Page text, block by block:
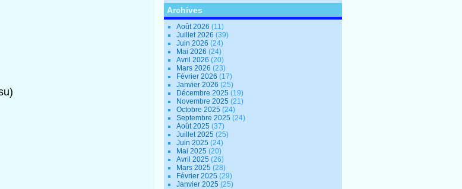
Archives
Août 2026 (11)
Juillet 2026 (39)
Juin 2026 (24)
Mai 2026 (24)
Avril 2026 (20)
Mars 2026 (23)
Février 2026 (17)
Janvier 2026 (25)
Décembre 2025 (19)
Novembre 2025 (21)
Octobre 2025 (24)
Septembre 2025 (24)
Août 2025 (37)
Juillet 2025 (25)
Juin 2025 (24)
Mai 2025 (20)
Avril 2025 (26)
Mars 2025 (28)
Février 2025 (29)
Janvier 2025 (25)